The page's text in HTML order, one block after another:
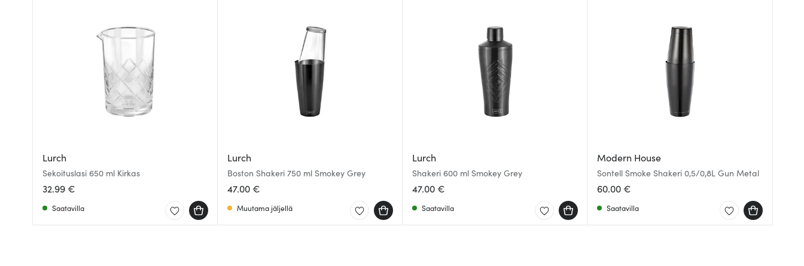
Lurch
Sekoituslasi 650 ml Kirkas
32.99 €
Saatavilla
Lurch
Boston Shakeri 750 ml Smokey Grey
47.00 €
Muutama jäljellä
Lurch
Shakeri 600 ml Smokey Grey
47.00 €
Saatavilla
Modern House
Sontell Smoke Shakeri 0,5/0,8L Gun Metal
60.00 €
Saatavilla